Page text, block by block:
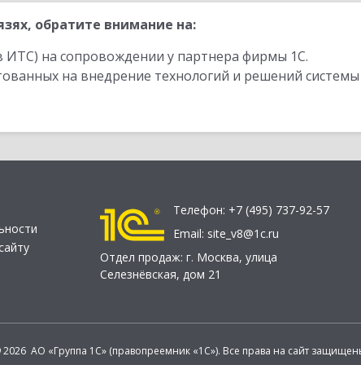
обратите внимание на:
ИТС) на сопровождении у партнера фирмы 1С.
на внедрение технологий и решений
Телефон: +7 (495) 737-92-57
Email: site_v8@1c.ru
Отдел продаж: г. Москва, улица
Селезнёвская, дом 21
2026 АО «Группа 1С» (правопреемник «1С»). Все права на сайт